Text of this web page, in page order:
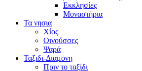
Εκκλησίες
Μοναστήρια
Τα νησια
Χίος
Οινούσσες
Ψαρά
Ταξιδι-Διαμονη
Πριν το ταξίδι